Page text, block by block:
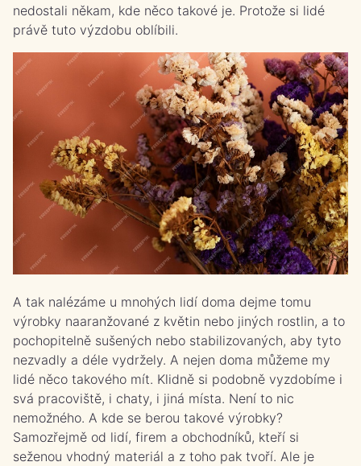
nedostali někam, kde něco takové je. Protože si lidé
právě tuto výzdobu oblíbili.
A tak nalézáme u mnohých lidí doma dejme tomu
výrobky naaranžované z květin nebo jiných rostlin, a to
pochopitelně sušených nebo stabilizovaných, aby tyto
nezvadly a déle vydržely. A nejen doma můžeme my
lidé něco takového mít. Klidně si podobně vyzdobíme i
svá pracoviště, i chaty, i jiná místa. Není to nic
nemožného. A kde se berou takové výrobky?
Samozřejmě od lidí, firem a obchodníků, kteří si
seženou vhodný materiál a z toho pak tvoří. Ale je